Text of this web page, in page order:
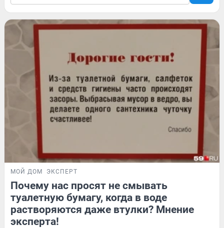
МОЙ ДОМ ЭКСПЕРТ
Почему нас просят не смывать
туалетную бумагу, когда в воде
растворяются даже втулки? Мнение
эксперта!